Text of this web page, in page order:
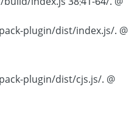
plugin/dist/index.js
plugin/dist/cjs.js